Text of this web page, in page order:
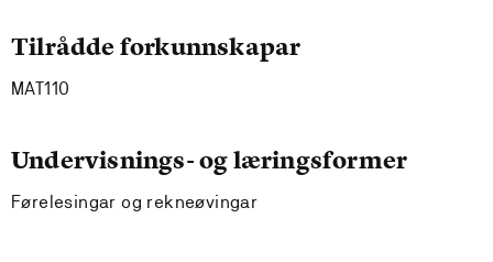
Tilrådde forkunnskapar
MAT110
Undervisnings- og læringsformer
Førelesingar og rekneøvingar